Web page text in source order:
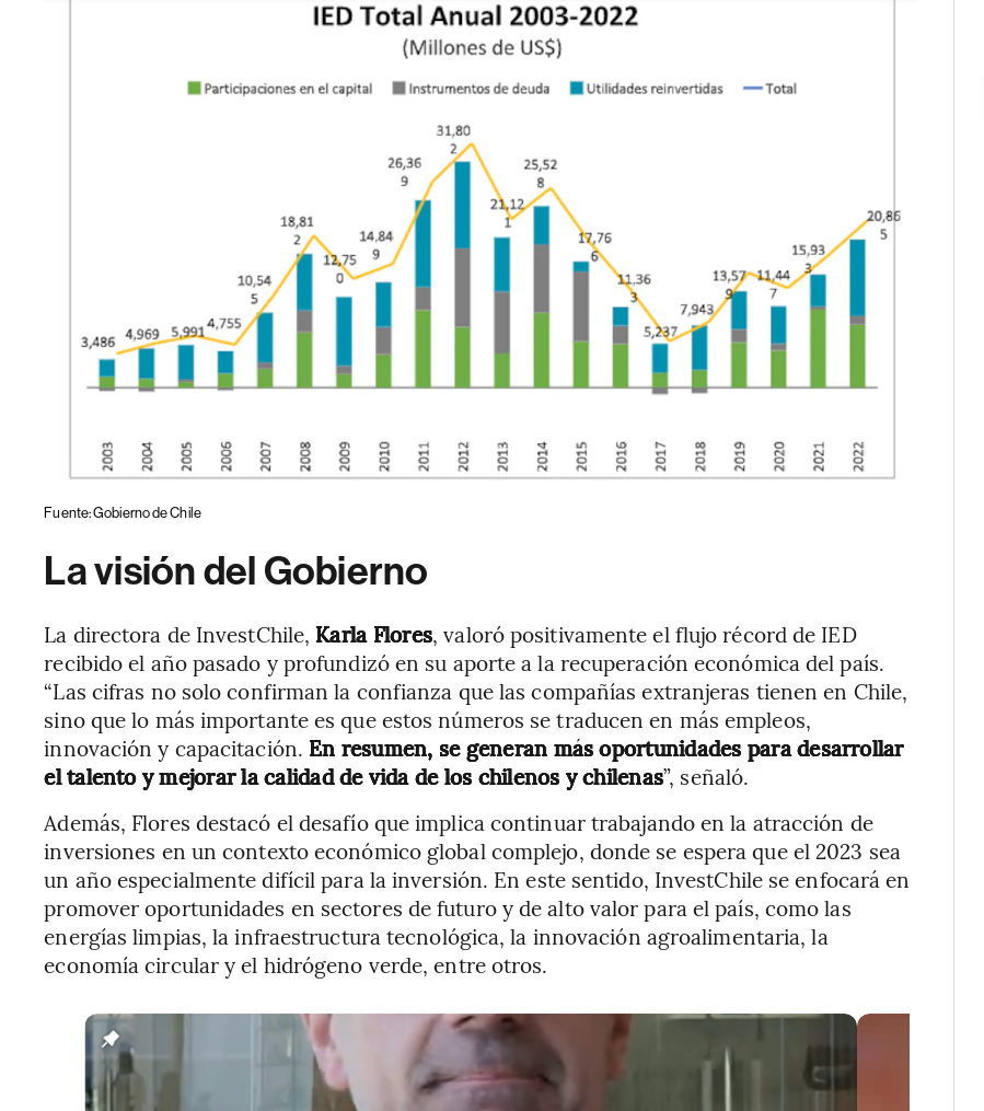
Fuente: Gobierno de Chile
La visión del Gobierno
La directora de InvestChile, Karla Flores, valoró positivamente el flujo récord de IED
recibido el año pasado y profundizó en su aporte a la recuperación económica del país.
“Las cifras no solo confirman la confianza que las compañías extranjeras tienen en Chile,
sino que lo más importante es que estos números se traducen en más empleos,
innovación y capacitación. En resumen, se generan más oportunidades para desarrollar
el talento y mejorar la calidad de vida de los chilenos y chilenas”, señaló.
Además, Flores destacó el desafío que implica continuar trabajando en la atracción de
inversiones en un contexto económico global complejo, donde se espera que el 2023 sea
un año especialmente difícil para la inversión. En este sentido, InvestChile se enfocará en
promover oportunidades en sectores de futuro y de alto valor para el país, como las
energías limpias, la infraestructura tecnológica, la innovación agroalimentaria, la
economía circular y el hidrógeno verde, entre otros.